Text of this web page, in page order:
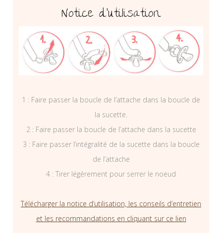
Notice d’utilisation
1 : Faire passer la boucle de l’attache dans la boucle de
la sucette.
2 : Faire passer la boucle de l’attache dans la sucette
3 : Faire passer l’intégralité de la sucette dans la boucle
de l’attache
4 : Tirer légèrement pour serrer le noeud
Télécharger la notice d’utilisation, les conseils d’entretien
et les recommandations en cliquant sur ce lien